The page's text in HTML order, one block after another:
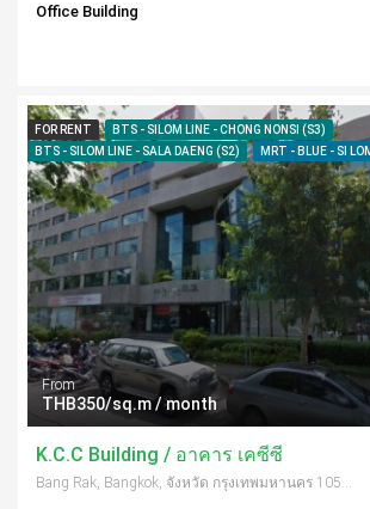
Office Building
FOR RENT
BTS - SILOM LINE - CHONG NONSI (S3)
BTS - SILOM LINE - SALA DAENG (S2)
MRT - BLUE - SI
From
THB350/sq.m / month
K.C.C Building / อาคาร เคซีซี
Bang Rak, Bangkok, จังหวัด กรุงเทพมหานคร 10500, Thailand